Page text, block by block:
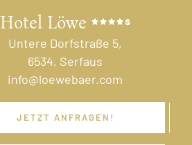
Hotel Löwe s
Untere Dorfstraße 5,
6534, Serfaus
info@loewebaer.com
JETZT ANFRAGEN!